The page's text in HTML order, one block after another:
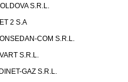
S.R.L.
2 S.A
COM S.R.L.
S.R.L.
GAZ S.R.L.